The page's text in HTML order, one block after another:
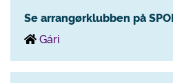
Se arrangørklubben på
Gári